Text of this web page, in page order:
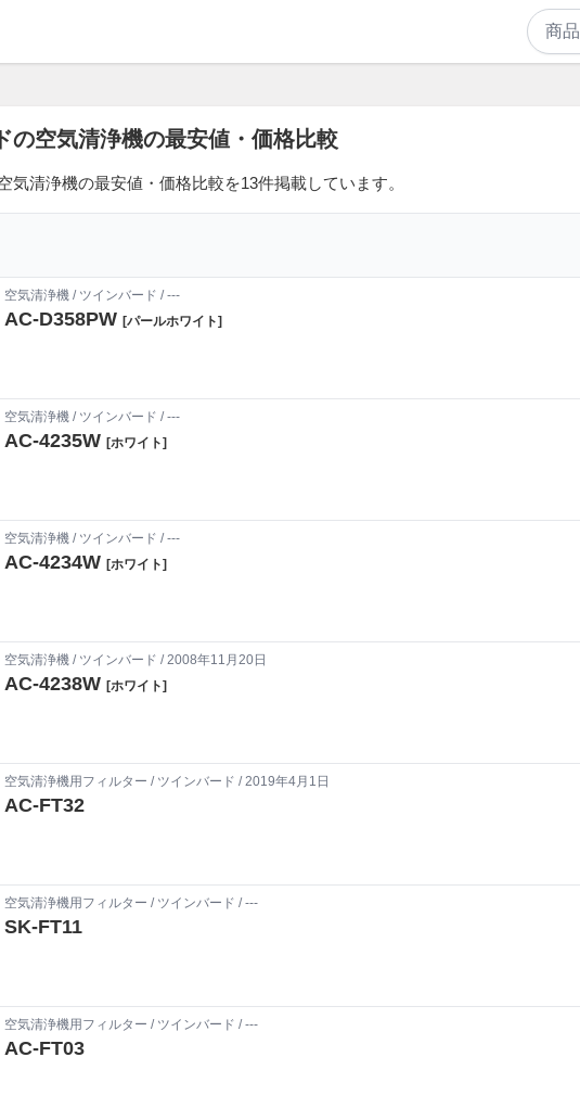
の空気清浄機の最安値・価格比較
気清浄機の最安値・価格比較を13件掲載しています。
空気清浄機 / ツインバード / ---
AC-D358PW [パールホワイト]
空気清浄機 / ツインバード / ---
AC-4235W [ホワイト]
空気清浄機 / ツインバード / ---
AC-4234W [ホワイト]
空気清浄機 / ツインバード / 2008年11月20日
AC-4238W [ホワイト]
空気清浄機用フィルター / ツインバード / 2019年4月1日
AC-FT32
空気清浄機用フィルター / ツインバード / ---
SK-FT11
空気清浄機用フィルター / ツインバード / ---
AC-FT03